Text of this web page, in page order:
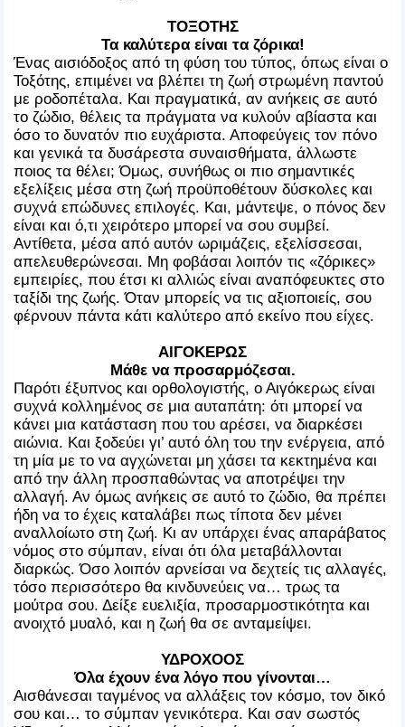
ΤΟΞΟΤΗΣ
Τα καλύτερα είναι τα ζόρικα!
Ένας αισιόδοξος από τη φύση του τύπος, όπως είναι ο
Τοξότης, επιμένει να βλέπει τη ζωή στρωμένη παντού
με ροδοπέταλα. Και πραγματικά, αν ανήκεις σε αυτό
το ζώδιο, θέλεις τα πράγματα να κυλούν αβίαστα και
όσο το δυνατόν πιο ευχάριστα. Αποφεύγεις τον πόνο
και γενικά τα δυσάρεστα συναισθήματα, άλλωστε
ποιος τα θέλει; Όμως, συνήθως οι πιο σημαντικές
εξελίξεις μέσα στη ζωή προϋποθέτουν δύσκολες και
συχνά επώδυνες επιλογές. Και, μάντεψε, ο πόνος δεν
είναι και ό,τι χειρότερο μπορεί να σου συμβεί.
Αντίθετα, μέσα από αυτόν ωριμάζεις, εξελίσσεσαι,
απελευθερώνεσαι. Μη φοβάσαι λοιπόν τις «ζόρικες»
εμπειρίες, που έτσι κι αλλιώς είναι αναπόφευκτες στο
ταξίδι της ζωής. Όταν μπορείς να τις αξιοποιείς, σου
φέρνουν πάντα κάτι καλύτερο από εκείνο που είχες.
ΑΙΓΟΚΕΡΩΣ
Μάθε να προσαρμόζεσαι.
Παρότι έξυπνος και ορθολογιστής, ο Αιγόκερως είναι
συχνά κολλημένος σε μια αυταπάτη: ότι μπορεί να
κάνει μια κατάσταση που του αρέσει, να διαρκέσει
αιώνια. Και ξοδεύει γι’ αυτό όλη του την ενέργεια, από
τη μία με το να αγχώνεται μη χάσει τα κεκτημένα και
από την άλλη προσπαθώντας να αποτρέψει την
αλλαγή. Αν όμως ανήκεις σε αυτό το ζώδιο, θα πρέπει
ήδη να το έχεις καταλάβει πως τίποτα δεν μένει
αναλλοίωτο στη ζωή. Κι αν υπάρχει ένας απαράβατος
νόμος στο σύμπαν, είναι ότι όλα μεταβάλλονται
διαρκώς. Όσο λοιπόν αρνείσαι να δεχτείς τις αλλαγές,
τόσο περισσότερο θα κινδυνεύεις να… τρως τα
μούτρα σου. Δείξε ευελιξία, προσαρμοστικότητα και
ανοιχτό μυαλό, και η ζωή θα σε ανταμείψει.
ΥΔΡΟΧΟΟΣ
Όλα έχουν ένα λόγο που γίνονται…
Αισθάνεσαι ταγμένος να αλλάξεις τον κόσμο, τον δικό
σου και… το σύμπαν γενικότερα. Και σαν σωστός